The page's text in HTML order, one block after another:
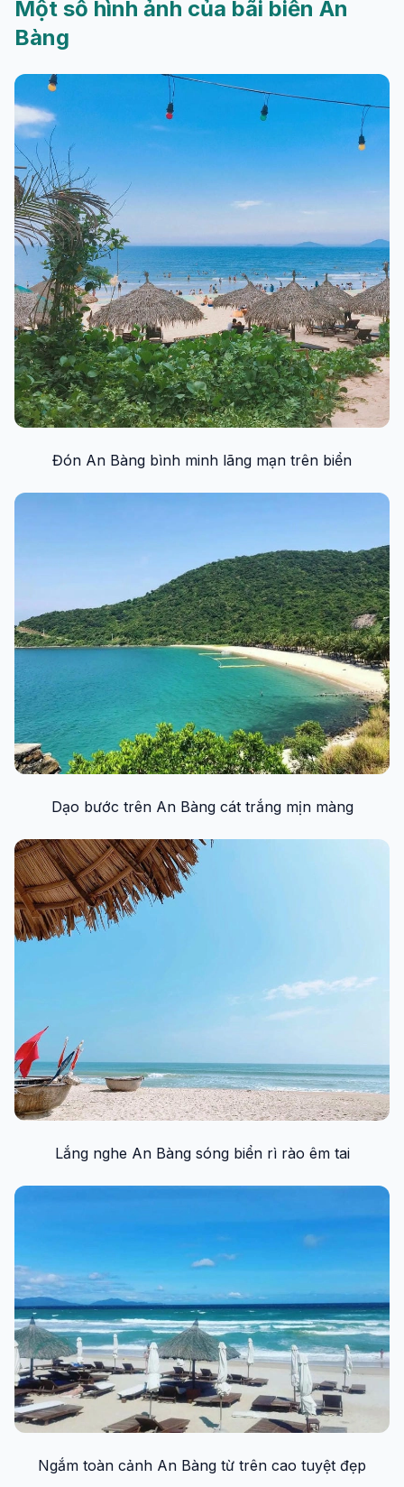
Một số hình ảnh của bãi biển An
Bàng
Đón An Bàng bình minh lãng mạn trên biển
Dạo bước trên An Bàng cát trắng mịn màng
Lắng nghe An Bàng sóng biển rì rào êm tai
Ngắm toàn cảnh An Bàng từ trên cao tuyệt đẹp